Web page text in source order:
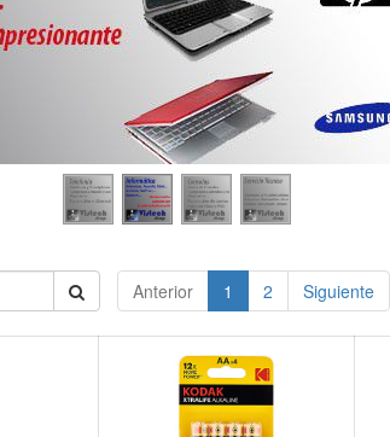
Anterior 1 2 Siguiente